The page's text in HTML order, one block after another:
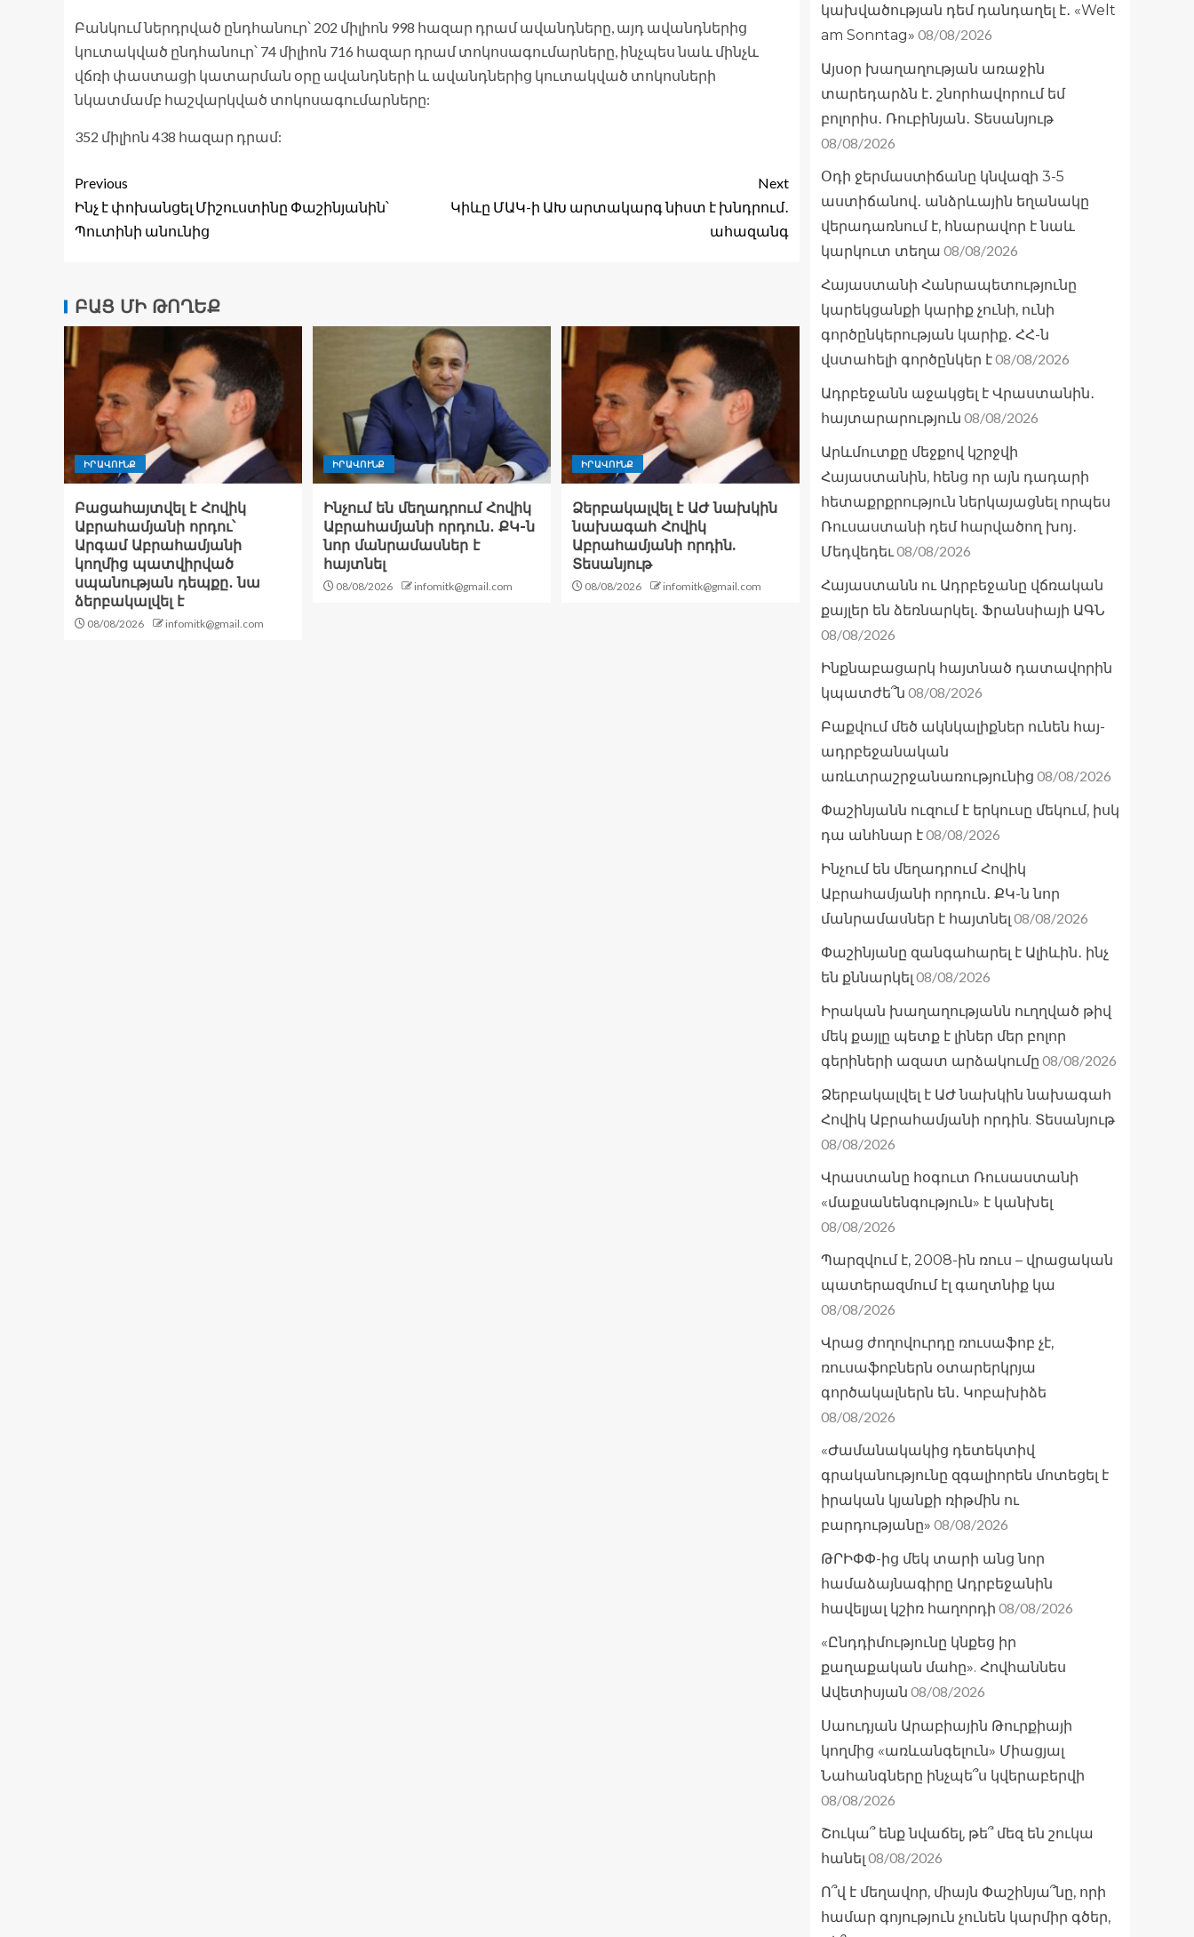
Բանկում ներդրված ընդհանուր՝ 202 միլիոն 998 հազար դրամ ավանդները, այդ ավանդներից
կուտակված ընդհանուր՝ 74 միլիոն 716 հազար դրամ տոկոսագումարները, ինչպես նաև մինչև
վճռի փաստացի կատարման օրը ավանդների և ավանդներից կուտակված տոկոսների
նկատմամբ հաշվարկված տոկոսագումարները:
352 միլիոն 438 հազար դրամ:
Previous
Ինչ է փոխանցել Միշուստինը Փաշինյանին՝
Պուտինի անունից
Next
Կիևը ՄԱԿ-ի ԱԽ արտակարգ նիստ է խնդրում․
ահազանգ
ԲԱՑ ՄԻ ԹՈՂԵՔ
ԻՐԱՎՈՒՆՔ
Բացահայտվել է Հովիկ
Աբրահամյանի որդու՝
Արգամ Աբրահամյանի
կողմից պատվիրված
սպանության դեպքը․ նա
ձերբակալվել է
08/08/2026 infomitk@gmail.com
ԻՐԱՎՈՒՆՔ
Ինչում են մեղադրում Հովիկ
Աբրահամյանի որդուն․ ՔԿ-ն
նոր մանրամասներ է
հայտնել
08/08/2026 infomitk@gmail.com
ԻՐԱՎՈՒՆՔ
Ձերբակալվել է ԱԺ նախկին
նախագահ Հովիկ
Աբրահամյանի որդին.
Տեսանյութ
08/08/2026 infomitk@gmail.com
կախվածության դեմ դանդաղել է․ «Welt
am Sonntag» 08/08/2026
Այսօր խաղաղության առաջին
տարեդարձն է․ շնորհավորում եմ
բոլորիս․ Ռուբինյան․ Տեսանյութ
08/08/2026
Օդի ջերմաստիճանը կնվազի 3-5
աստիճանով․ անձրևային եղանակը
վերադառնում է, հնարավոր է նաև
կարկուտ տեղա 08/08/2026
Հայաստանի Հանրապետությունը
կարեկցանքի կարիք չունի, ունի
գործընկերության կարիք․ ՀՀ-ն
վստահելի գործընկեր է08/08/2026
Ադրբեջանն աջակցել է Վրաստանին․
հայտարարություն 08/08/2026
Արևմուտքը մեջքով կշրջվի
Հայաստանին, հենց որ այն դադարի
հետաքրքրություն ներկայացնել որպես
Ռուսաստանի դեմ հարվածող խոյ․
Մեդվեդեւ08/08/2026
Հայաստանն ու Ադրբեջանը վճռական
քայլեր են ձեռնարկել․ Ֆրանսիայի ԱԳՆ
08/08/2026
Ինքնաբացարկ հայտնած դատավորին
կպատժե՞ն 08/08/2026
Բաքվում մեծ ակնկալիքներ ունեն հայ-
ադրբեջանական
առևտրաշրջանառությունից 08/08/2026
Փաշինյանն ուզում է երկուսը մեկում, իսկ
դա անհնար է08/08/2026
Ինչում են մեղադրում Հովիկ
Աբրահամյանի որդուն․ ՔԿ-ն նոր
մանրամասներ է հայտնել 08/08/2026
Փաշինյանը զանգահարել է Ալիևին․ ինչ
են քննարկել 08/08/2026
Իրական խաղաղությանն ուղղված թիվ
մեկ քայլը պետք է լիներ մեր բոլոր
գերիների ազատ արձակումը 08/08/2026
Ձերբակալվել է ԱԺ նախկին նախագահ
Հովիկ Աբրահամյանի որդին. Տեսանյութ
08/08/2026
Վրաստանը հօգուտ Ռուսաստանի
«մաքսանենգություն» է կանխել
08/08/2026
Պարզվում է, 2008-ին ռուս – վրացական
պատերազմում էլ գաղտնիք կա
08/08/2026
Վրաց ժողովուրդը ռուսաֆոբ չէ,
ռուսաֆոբներն օտարերկրյա
գործակալներն են․ Կոբախիձե
08/08/2026
«Ժամանակակից դետեկտիվ
գրականությունը զգալիորեն մոտեցել է
իրական կյանքի ռիթմին ու
բարդությանը» 08/08/2026
ԹՐԻՓՓ-ից մեկ տարի անց նոր
համաձայնագիրը Ադրբեջանին
հավելյալ կշիռ հաղորդի 08/08/2026
«Ընդդիմությունը կնքեց իր
քաղաքական մահը». Հովհաննես
Ավետիսյան 08/08/2026
Սաուդյան Արաբիային Թուրքիայի
կողմից «առևանգելուն» Միացյալ
Նահանգները ինչպե՞ս կվերաբերվի
08/08/2026
Շուկա՞ ենք նվաճել, թե՞ մեզ են շուկա
հանել 08/08/2026
Ո՞վ է մեղավոր, միայն Փաշինյա՞նը, որի
համար գոյություն չունեն կարմիր գծեր,